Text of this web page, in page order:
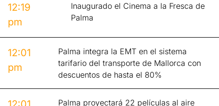
12:19
pm
Inaugurado el Cinema a la Fresca de
Palma
12:01
pm
Palma integra la EMT en el sistema
tarifario del transporte de Mallorca con
descuentos de hasta el 80%
Palma proyectará 22 películas al aire